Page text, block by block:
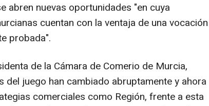
abren nuevas oportunidades "en cuya
cuentan con la ventaja de una vocación
probada".
de la Cámara de Comerio de Murcia,
del juego han cambiado abruptamente y ahora
comerciales como Región, frente a esta